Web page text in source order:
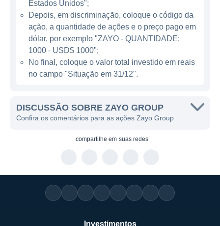
várias regiões nos Estados Unidos e na
Europa.
ATUAÇÃO DA ZAYO GROUP
No ramo de telecomunicações, a Zayo
é conhecida por ser uma das principais
fornecedoras de serviços de fibra óptica,
permitindo que seus clientes transmitam
grande potencial de crescimento,
especialmente com o aumento do consumo
Estados Unidos";
Depois, em discriminação, coloque o código da
ação, a quantidade de ações e o preço pago em
dólar, por exemplo "ZAYO - QUANTIDADE:
1000 - USD$ 1000";
No final, coloque o valor total investido em reais
no campo "Situação em 31/12".
DISCUSSÃO SOBRE ZAYO GROUP
Confira os comentários para as ações Zayo Group
compartilhe em suas redes
Investimentos